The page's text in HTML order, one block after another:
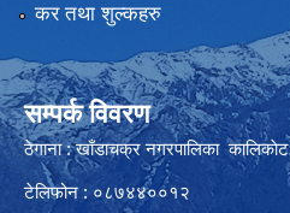
कर तथा शुल्कहरु
सम्पर्क विवरण
ठेगाना : खाँडाचक्र नगरपालिका कालिकाेट
टेलिफोन : ०८७४४००१२